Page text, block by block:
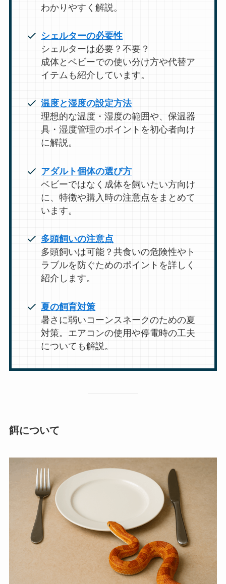
わかりやすく解説。
シェルターの必要性
シェルターは必要？不要？
成体とベビーでの使い分け方や代替ア
イテムも紹介しています。
温度と湿度の設定方法
理想的な温度・湿度の範囲や、保温器
具・湿度管理のポイントを初心者向け
に解説。
アダルト個体の選び方
ベビーではなく成体を飼いたい方向け
に、特徴や購入時の注意点をまとめて
います。
多頭飼いの注意点
多頭飼いは可能？共食いの危険性やト
ラブルを防ぐためのポイントを詳しく
紹介します。
夏の飼育対策
暑さに弱いコーンスネークのための夏
対策。エアコンの使用や停電時の工夫
についても解説。
餌について